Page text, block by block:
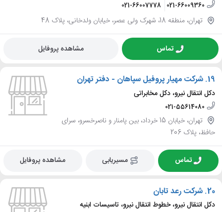
021-66009360
021-66007778
تهران، منطقه 18، شهرک ولی عصر، خیابان ولدخانی، پلاک 48
تماس مشاهده پروفایل
19. شرکت مهیار پروفیل سپاهان - دفتر تهران
دکل انتقال نیرو، دکل مخابراتی
021-55614080
تهران، خیابان 15 خرداد، بین پامنار و ناصرخسرو، سرای
حافظ، پلاک 206
تماس مسیریابی مشاهده پروفایل
20. شرکت رعد تابان
دکل انتقال نیرو، خطوط انتقال نیرو، تاسیسات ابنیه